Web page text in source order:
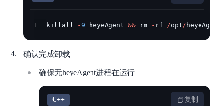
1 killall -9 heyeAgent && rm - rf /opt /
确认完成卸载
确保无heyeAgent进程在运行
C++ 复制